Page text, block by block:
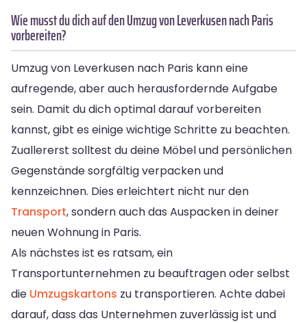
Wie musst du dich auf den Umzug von Leverkusen nach Paris
vorbereiten?
Umzug von Leverkusen nach Paris kann eine
aufregende, aber auch herausfordernde Aufgabe
sein. Damit du dich optimal darauf vorbereiten
kannst, gibt es einige wichtige Schritte zu beachten.
Zuallererst solltest du deine Möbel und persönlichen
Gegenstände sorgfältig verpacken und
kennzeichnen. Dies erleichtert nicht nur den
Transport, sondern auch das Auspacken in deiner
neuen Wohnung in Paris.
Als nächstes ist es ratsam, ein
Transportunternehmen zu beauftragen oder selbst
die Umzugskartons zu transportieren. Achte dabei
darauf, dass das Unternehmen zuverlässig ist und